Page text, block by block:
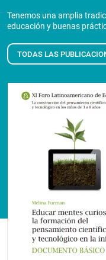
Tenemos una amplia
educación y buenas
TODAS LAS